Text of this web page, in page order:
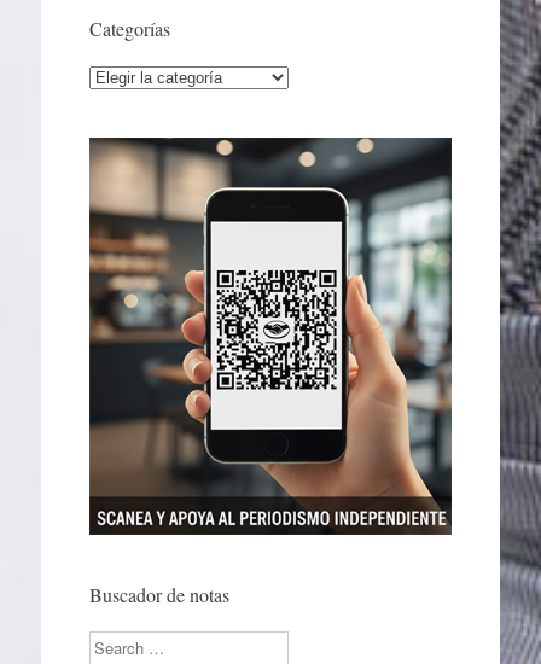
Categorías
Categorías
Buscador de notas
Search